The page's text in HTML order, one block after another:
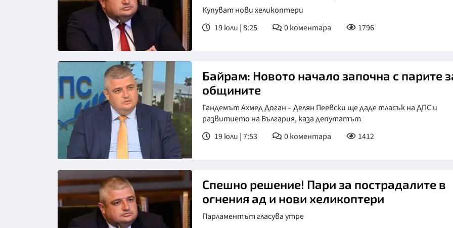
Купуват нови хеликоптери
19 юли | 8:25
0коментара 1796
Байрам: Новото начало започна с парите
общините
Гандемът Ахмед Доган – Делян Пеевски ще даде тласък на ДПС и
развитието на България, каза депутатът
19 юли | 7:53
0коментара 1412
Спешно решение! Пари за пострадалите в
огнения ад и нови хеликоптери
Парламентът гласува утре